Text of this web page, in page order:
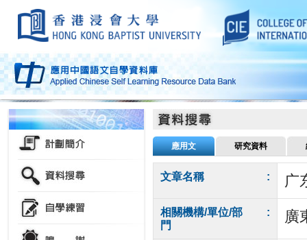
應用文 研究資料
文章名稱 : 广
相關機構/單位/部
門
: 廣